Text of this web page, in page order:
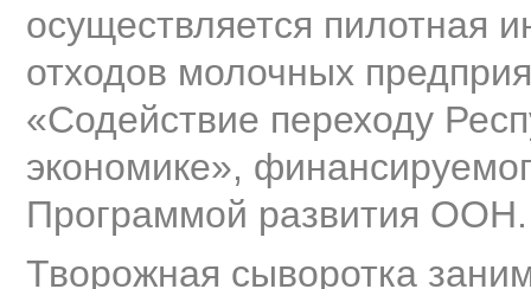
осуществляется пилотная
отходов молочных
«Содействие переходу
экономике»,
Программой развития
Творожная сыворотка